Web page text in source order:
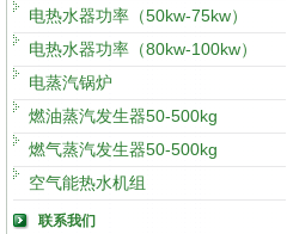
电热水器功率（50kw-75kw）
电热水器功率（80kw-100kw）
电蒸汽锅炉
燃油蒸汽发生器50-500kg
燃气蒸汽发生器50-500kg
空气能热水机组
联系我们